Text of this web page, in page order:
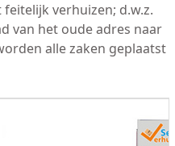
verhuizen; d.w.z.
van het oude adres naar
alle zaken geplaatst